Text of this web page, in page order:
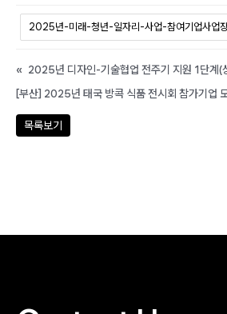
2025년-미래-청년-일자리-사업-참여기업사업
« 2025년 디자인-기술협업 전주기 지원 1단계(
[부산] 2025년 태국 방콕 식품 전시회 참가기업
목록보기